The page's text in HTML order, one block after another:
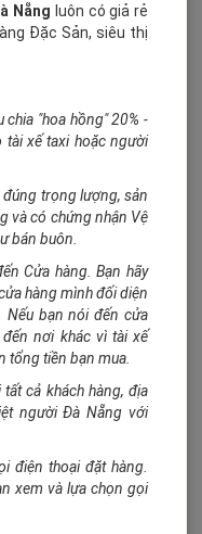
Mua hàng
1 đặc biệt
Nẵng luôn có giả rẻ
Đặc Sản, siêu thị
"hoa hồng" 20% -
tài xế taxi hoặc người
đúng trọng lượng, sản
và có chứng nhận Vệ
bán buôn.
Cửa hàng. Bạn hãy
hàng mình đối diện
Nếu bạn nói đến cửa
nơi khác vì tài xế
tổng tiền bạn mua.
cả khách hàng, địa
người Đà Nẵng với
điện thoại đặt hàng.
xem và lựa chọn gọi